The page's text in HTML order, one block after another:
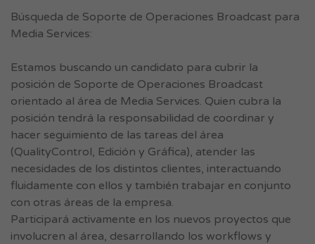
Búsqueda de Soporte de Operaciones Broadcast para
Media Services:
Estamos buscando un candidato para cubrir la
posición de Soporte de Operaciones Broadcast
orientado al área de Media Services. Quien cubra la
posición tendrá la responsabilidad de coordinar y
hacer seguimiento de las tareas del área
(QualityControl, Edición y Gráfica), atender las
necesidades de los distintos clientes, interactuando
fluidamente con ellos y también trabajar en conjunto
con otras áreas de la empresa.
Participará activamente en los nuevos proyectos que
involucren al área, desarrollando los workflows y